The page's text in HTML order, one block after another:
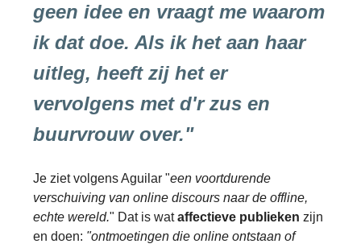
geen idee en vraagt me waarom
ik dat doe. Als ik het aan haar
uitleg, heeft zij het er
vervolgens met d'r zus en
buurvrouw over."
Je ziet volgens Aguilar "een voortdurende
verschuiving van online discours naar de offline,
echte wereld." Dat is wataffectieve publieken zijn
en doen: "ontmoetingen die online ontstaan of